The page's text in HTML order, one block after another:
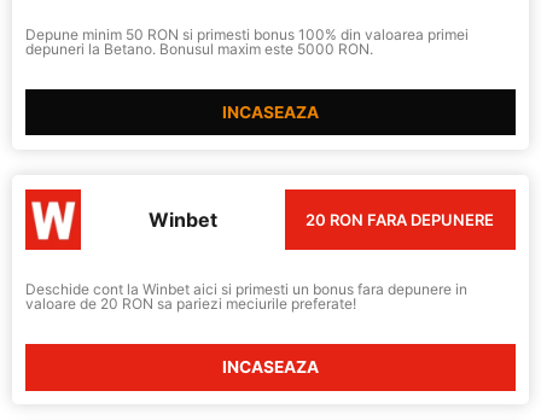
Depune minim 50 RON si primesti bonus 100% din valoarea primei
depuneri la Betano. Bonusul maxim este 5000 RON.
INCASEAZA
Winbet 20 RON FARA DEPUNERE
Deschide cont la Winbet aici si primesti un bonus fara depunere in
valoare de 20 RON sa pariezi meciurile preferate!
INCASEAZA